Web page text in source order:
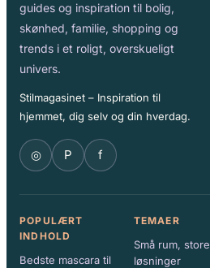
guides og inspiration til bolig,
skønhed, familie, shopping og
trends i et roligt, overskueligt
univers.
Stilmagasinet – Inspiration til
hjemmet, dig selv og din hverdag.
◎ P f
POPULÆRT
INDHOLD
Bedste mascara til
TEMAER
Små rum, store
løsninger